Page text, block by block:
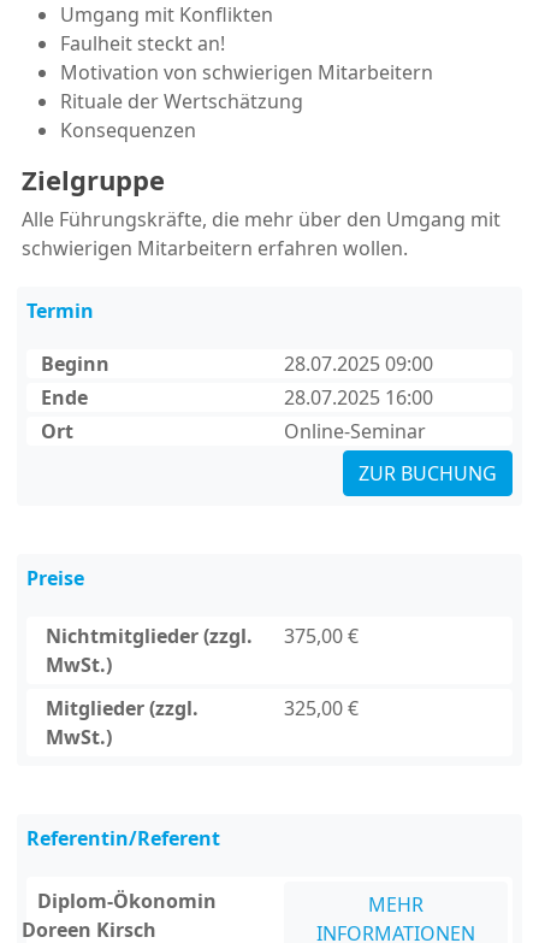
Umgang mit Konflikten
Faulheit steckt an!
Motivation von schwierigen Mitarbeitern
Rituale der Wertschätzung
Konsequenzen
Zielgruppe
Alle Führungskräfte, die mehr über den Umgang mit
schwierigen Mitarbeitern erfahren wollen.
Termin
Beginn
28.07.2025 09:00
Ende
28.07.2025 16:00
Ort
Online-Seminar
ZUR BUCHUNG
Preise
Nichtmitglieder (zzgl.
MwSt.)
375,00 €
Mitglieder (zzgl.
MwSt.)
325,00 €
Referentin/Referent
Diplom-Ökonomin
Doreen Kirsch
MEHR
INFORMATIONEN